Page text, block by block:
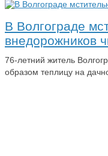
В Волгограде
внедорожников
76-летний житель
образом теплицу на